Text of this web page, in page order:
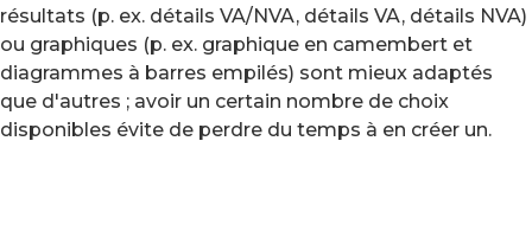
résultats (p. ex. détails VA/NVA, détails VA, détails NVA)
ou graphiques (p. ex. graphique en camembert et
diagrammes à barres empilés) sont mieux adaptés
que d'autres ; avoir un certain nombre de choix
disponibles évite de perdre du temps à en créer un.